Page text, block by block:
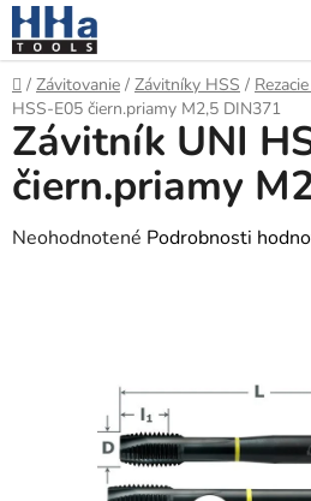
Prejsť
na
obsah
Domov
/ Závitovanie / Závitníky HSS /
HSS-E05 čiern.priamy M2,5 DIN371
Závitník UNI
čiern.priamy
Priemerné
hviezdičiek.
Neohodnotené Podrobnosti